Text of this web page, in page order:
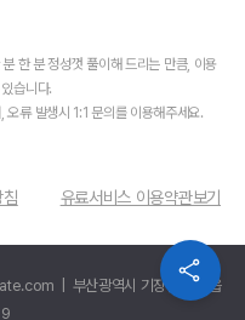
한 분 정성껏 풀이해 드리는 만큼, 이용
습니다.
유료서비스 이용약관보기
| 부산광역시 기장군 일광읍